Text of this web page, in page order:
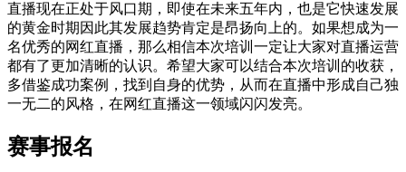
直播现在正处于风口期，即使在未来五年内，也是它快速发展
的黄金时期因此其发展趋势肯定是昂扬向上的。如果想成为一
名优秀的网红直播，那么相信本次培训一定让大家对直播运营
都有了更加清晰的认识。希望大家可以结合本次培训的收获，
多借鉴成功案例，找到自身的优势，从而在直播中形成自己独
一无二的风格，在网红直播这一领域闪闪发亮。
赛事报名